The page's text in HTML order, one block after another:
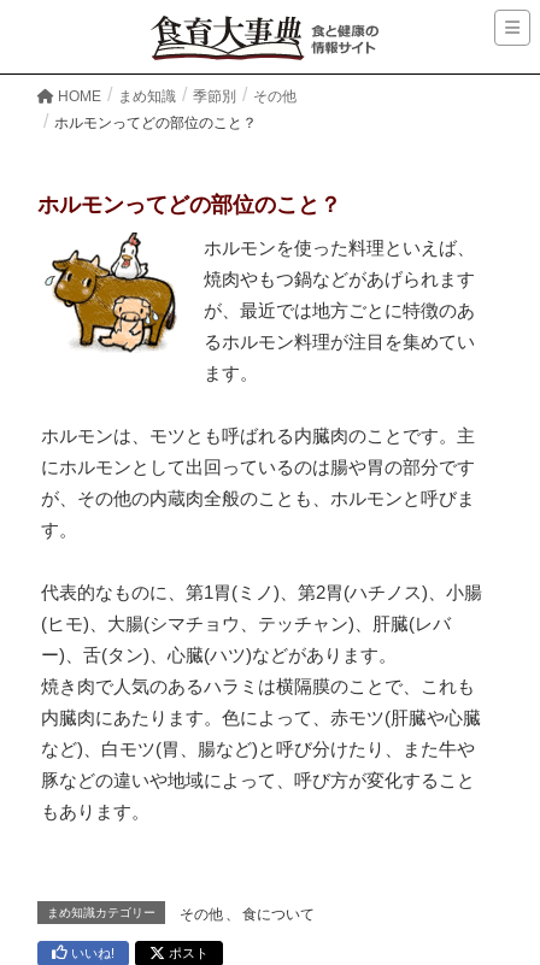
HOME まめ知識 季節別
その他
ホルモンってどの部位のこと？
ホルモンってどの部位のこと？
ホルモンを使った料理といえば、
焼肉やもつ鍋などがあげられます
が、最近では地方ごとに特徴のあ
るホルモン料理が注目を集めてい
ます。
ホルモンは、モツとも呼ばれる内臓肉のことです。主
にホルモンとして出回っているのは腸や胃の部分です
が、その他の内蔵肉全般のことも、ホルモンと呼びま
す。
代表的なものに、第1胃(ミノ)、第2胃(ハチノス)、小腸
(ヒモ)、大腸(シマチョウ、テッチャン)、肝臓(レバ
ー)、舌(タン)、心臓(ハツ)などがあります。
焼き肉で人気のあるハラミは横隔膜のことで、これも
内臓肉にあたります。色によって、赤モツ(肝臓や心臓
など)、白モツ(胃、腸など)と呼び分けたり、また牛や
豚などの違いや地域によって、呼び方が変化すること
もあります。
まめ知識カテゴリー その他 、 食について
いいね! ポスト